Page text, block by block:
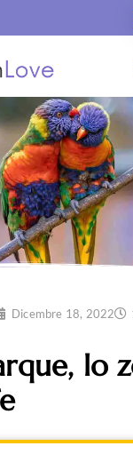
Dicembre 18, 2022
lo